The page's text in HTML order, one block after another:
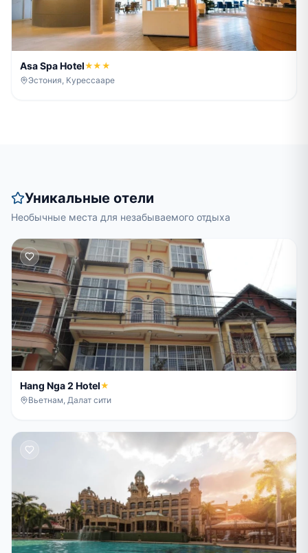
Asa Spa Hotel★★★
Эстония, Курессааре
Уникальные отели
Необычные места для незабываемого отдыха
Hang Nga 2 Hotel★
Вьетнам, Далат сити